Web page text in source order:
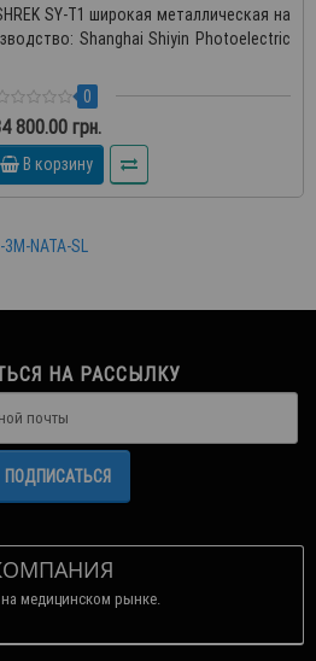
SY-T1 широкая металлическая на
Shanghai Shiyin Photoelectric
0
800.00 грн.
В корзину
NATA-SL
НА РАССЫЛКУ
ПОДПИСАТЬСЯ
медицинском рынке.